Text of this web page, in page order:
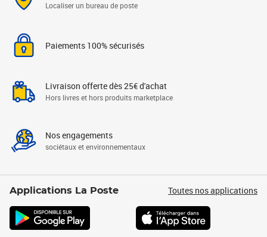
Localiser un bureau de poste
Paiements 100% sécurisés
Livraison offerte dès 25€ d'achat
Hors livres et hors produits marketplace
Nos engagements
sociétaux et environnementaux
Applications La Poste Toutes nos applications